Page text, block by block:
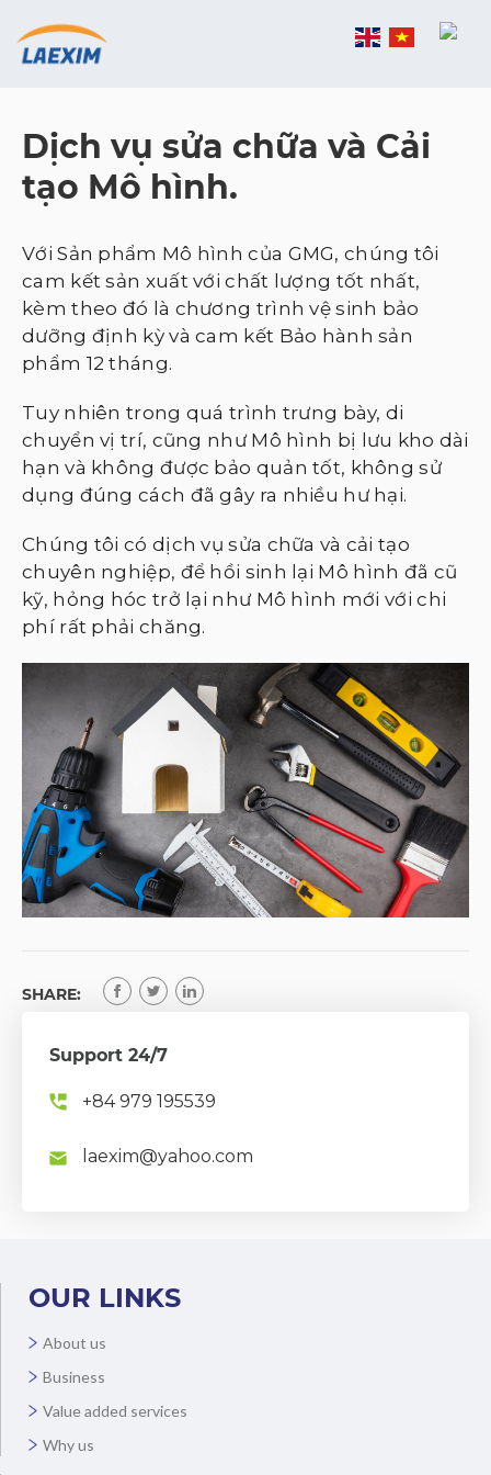
to
content
Dịch vụ sửa chữa và Cải
tạo Mô hình.
Với Sản phẩm Mô hình của GMG, chúng tôi
cam kết sản xuất với chất lượng tốt nhất,
kèm theo đó là chương trình vệ sinh bảo
dưỡng định kỳ và cam kết Bảo hành sản
phẩm 12 tháng.
Tuy nhiên trong quá trình trưng bày, di
chuyển vị trí, cũng như Mô hình bị lưu kho dài
hạn và không được bảo quản tốt, không sử
dụng đúng cách đã gây ra nhiều hư hại.
Chúng tôi có dịch vụ sửa chữa và cải tạo
chuyên nghiệp, để hồi sinh lại Mô hình đã cũ
kỹ, hỏng hóc trở lại như Mô hình mới với chi
phí rất phải chăng.
SHARE:
Support 24/7
+84 979 195539
laexim@yahoo.com
OUR LINKS
About us
Business
Value added services
Why us